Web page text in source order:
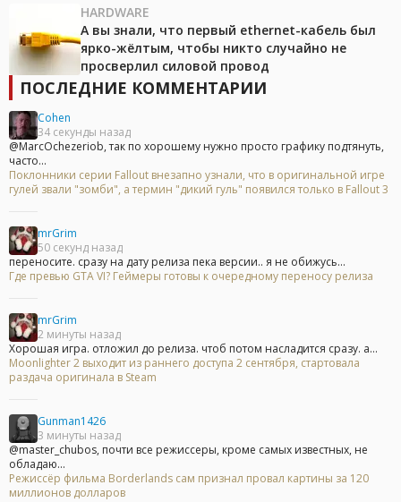
HARDWARE
А вы знали, что первый ethernet-кабель был
ярко-жёлтым, чтобы никто случайно не
просверлил силовой провод
ПОСЛЕДНИЕ КОММЕНТАРИИ
Cohen
34 секунды назад
@MarcOchezeriob, так по хорошему нужно просто графику подтянуть,
часто...
Поклонники серии Fallout внезапно узнали, что в оригинальной игре
гулей звали "зомби", а термин "дикий гуль" появился только в Fallout 3
mrGrim
50 секунд назад
переносите. сразу на дату релиза пека версии.. я не обижусь...
Где превью GTA VI? Геймеры готовы к очередному переносу релиза
mrGrim
2 минуты назад
Хорошая игра. отложил до релиза. чтоб потом насладится сразу. а...
Moonlighter 2 выходит из раннего доступа 2 сентября, стартовала
раздача оригинала в Steam
Gunman1426
3 минуты назад
@master_chubos, почти все режиссеры, кроме самых известных, не
обладаю...
Режиссёр фильма Borderlands сам признал провал картины за 120
миллионов долларов